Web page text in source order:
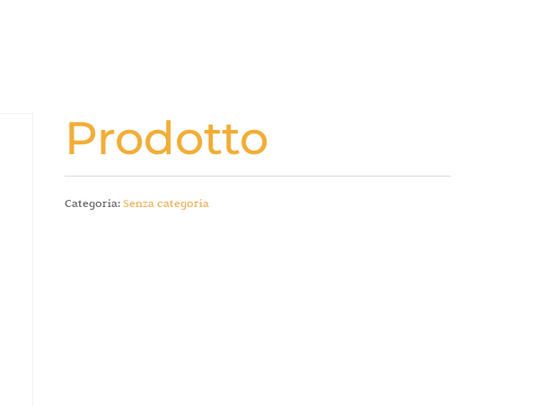
Prodotto
Categoria:Senza categoria